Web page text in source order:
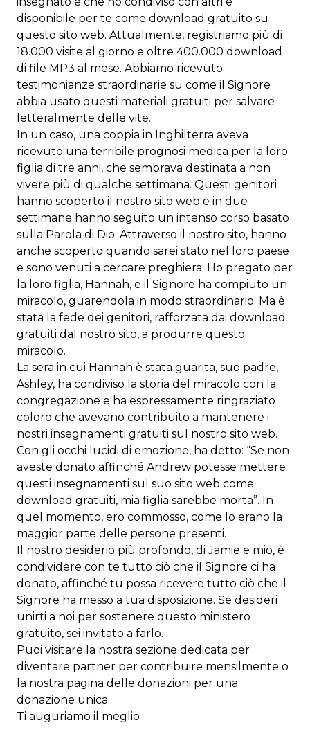
disponibile per te come download gratuito su
questo sito web. Attualmente, registriamo più di
18.000 visite al giorno e oltre 400.000 download
di file MP3 al mese. Abbiamo ricevuto
testimonianze straordinarie su come il Signore
abbia usato questi materiali gratuiti per salvare
letteralmente delle vite.
In un caso, una coppia in Inghilterra aveva
ricevuto una terribile prognosi medica per la loro
figlia di tre anni, che sembrava destinata a non
vivere più di qualche settimana. Questi genitori
hanno scoperto il nostro sito web e in due
settimane hanno seguito un intenso corso basato
sulla Parola di Dio. Attraverso il nostro sito, hanno
anche scoperto quando sarei stato nel loro paese
e sono venuti a cercare preghiera. Ho pregato per
la loro figlia, Hannah, e il Signore ha compiuto un
miracolo, guarendola in modo straordinario. Ma è
stata la fede dei genitori, rafforzata dai download
gratuiti dal nostro sito, a produrre questo
miracolo.
La sera in cui Hannah è stata guarita, suo padre,
Ashley, ha condiviso la storia del miracolo con la
congregazione e ha espressamente ringraziato
coloro che avevano contribuito a mantenere i
nostri insegnamenti gratuiti sul nostro sito web.
Con gli occhi lucidi di emozione, ha detto: “Se non
aveste donato affinché Andrew potesse mettere
questi insegnamenti sul suo sito web come
download gratuiti, mia figlia sarebbe morta”. In
quel momento, ero commosso, come lo erano la
maggior parte delle persone presenti.
Il nostro desiderio più profondo, di Jamie e mio, è
condividere con te tutto ciò che il Signore ci ha
donato, affinché tu possa ricevere tutto ciò che il
Signore ha messo a tua disposizione. Se desideri
unirti a noi per sostenere questo ministero
gratuito, sei invitato a farlo.
Puoi visitare la nostra sezione dedicata per
diventare partner per contribuire mensilmente o
la nostra pagina delle donazioni per una
donazione unica.
Ti auguriamo il meglio